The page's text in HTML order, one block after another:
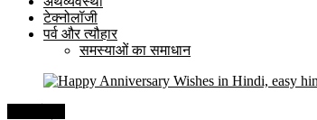
टेक्नोलॉजी
पर्व और त्यौहार
समस्याओं का समाधान